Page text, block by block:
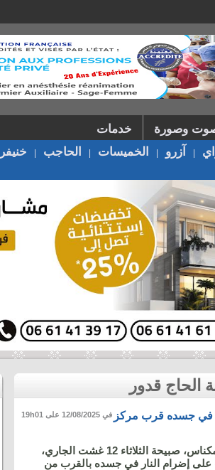
آزرو الخميسات الحاجب
وصورة خدمات
في جسده قرب مركز
شهد مركز الحاج قدور بعمالة مكناس، صبيحة الثلاثاء 12 غشت الجاري،
على إضرام النار في جسده بالقرب من
في 12/08/2025 على 19h01